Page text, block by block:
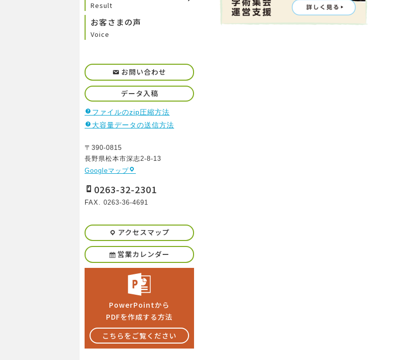
Result
お客さまの声
Voice
お問い合わせ
データ入稿
ファイルのzip圧縮方法
大容量データの送信方法
〒390-0815
長野県松本市深志2-8-13
Googleマップ
0263-32-2301
FAX. 0263-36-4691
アクセスマップ
営業カレンダー
PowerPointから
PDFを作成する方法
こちらをご覧ください